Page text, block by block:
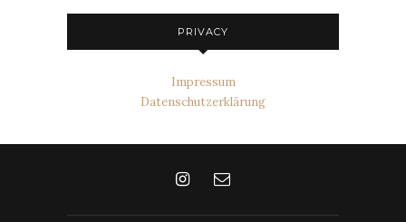
PRIVACY
Impressum
Datenschutzerklärung